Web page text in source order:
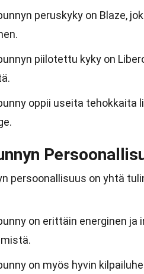
peruskyky on Blaze,
piilotettu kyky on
oppii useita tehokkaita
persoonallisuus on yhtä
on erittäin energinen ja
on myös hyvin